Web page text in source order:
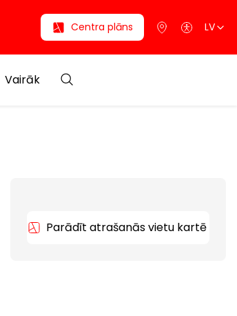
Centra plāns LV
Vairāk
Parādīt atrašanās vietu kartē